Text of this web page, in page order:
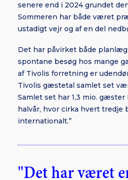
senere end i 2024 grundet
Sommeren har både været
ustadigt vejr og af en del
Det har påvirket både
spontane besøg hos mange
af Tivolis forretning er
Tivolis gæstetal samlet set
Samlet set har 1,3 mio.
halvår, hvor cirka hvert tredje
internationalt.”
"Det har været